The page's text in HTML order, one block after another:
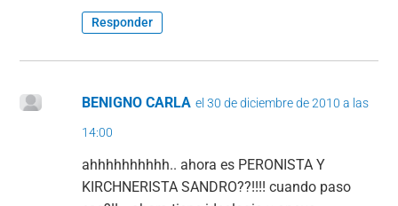
Responder
BENIGNO CARLA el 30 de diciembre de 2010 a las
14:00
ahhhhhhhhhh.. ahora es PERONISTA Y
KIRCHNERISTA SANDRO??!!!! cuando paso